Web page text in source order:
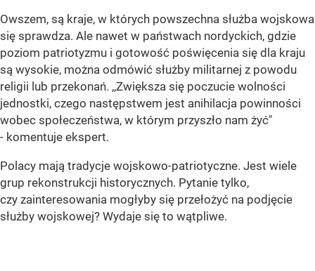
Owszem, są kraje, w których powszechna służba wojskowa
się sprawdza. Ale nawet w państwach nordyckich, gdzie
poziom patriotyzmu i gotowość poświęcenia się dla kraju
są wysokie, można odmówić służby militarnej z powodu
religii lub przekonań. ,,Zwiększa się poczucie wolności
jednostki, czego następstwem jest anihilacja powinności
wobec społeczeństwa, w którym przyszło nam żyć"
- komentuje ekspert.
Polacy mają tradycje wojskowo-patriotyczne. Jest wiele
grup rekonstrukcji historycznych. Pytanie tylko,
czy zainteresowania mogłyby się przełożyć na podjęcie
służby wojskowej? Wydaje się to wątpliwe.